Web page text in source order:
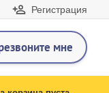
Регистрация
мне